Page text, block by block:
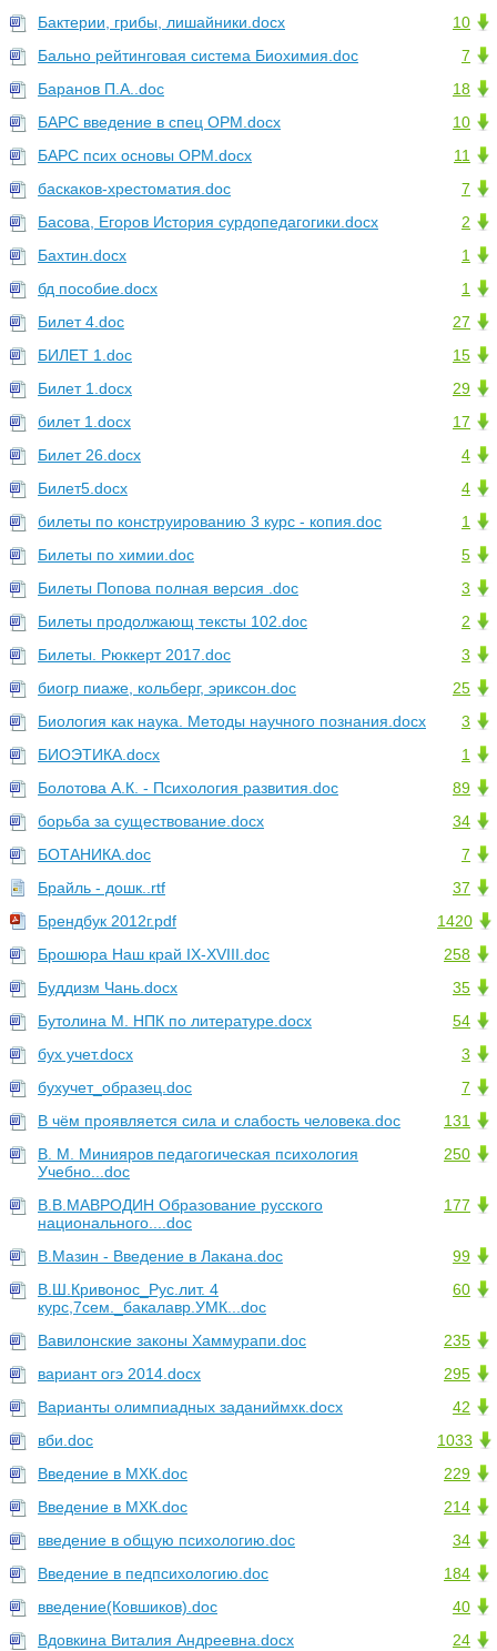
10
Бактерии, грибы, лишайники.docx
7
Бально рейтинговая система Биохимия.doc
18
Баранов П.А..doc
10
БАРС введение в спец ОРМ.docx
11
БАРС псих основы ОРМ.docx
7
баскаков-хрестоматия.doc
2
Басова, Егоров История сурдопедагогики.docx
1
Бахтин.docx
1
бд пособие.docx
27
Билет 4.doc
15
БИЛЕТ 1.doc
29
Билет 1.docx
17
билет 1.docx
4
Билет 26.docx
4
Билет5.docx
1
билеты по конструированию 3 курс - копия.doc
5
Билеты по химии.doc
3
Билеты Попова полная версия .doc
2
Билеты продолжающ тексты 102.doc
3
Билеты. Рюккерт 2017.doc
25
биогр пиаже, кольберг, эриксон.doc
3
Биология как наука. Методы научного познания.docx
1
БИОЭТИКА.docx
89
Болотова А.К. - Психология развития.doc
34
борьба за существование.docx
7
БОТАНИКА.doc
37
Брайль - дошк..rtf
1420
Брендбук 2012г.pdf
258
Брошюра Наш край IX-XVIII.doc
35
Буддизм Чань.docx
54
Бутолина М. НПК по литературе.docx
3
бух учет.docx
7
бухучет_образец.doc
131
В чём проявляется сила и слабость человека.doc
250
В. М. Минияров педагогическая психология
Учебно...doc
177
В.В.МАВРОДИН Образование русского
национального....doc
99
В.Мазин - Введение в Лакана.doc
60
В.Ш.Кривонос_Рус.лит. 4
курс,7сем._бакалавр.УМК...doc
235
Вавилонские законы Хаммурапи.doc
295
вариант огэ 2014.docx
42
Варианты олимпиадных заданиймхк.docx
1033
вби.doc
229
Введение в МХК.doc
214
Введение в МХК.doc
34
введение в общую психологию.doc
184
Введение в педпсихологию.doc
40
введение(Ковшиков).doc
24
Вдовкина Виталия Андреевна.docx